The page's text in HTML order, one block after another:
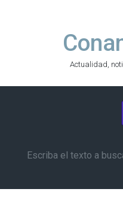
Actualidad,